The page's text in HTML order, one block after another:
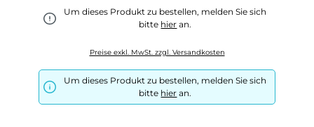
Um dieses Produkt zu bestellen, melden Sie sich
bitte hier an.
Preise exkl. MwSt. zzgl. Versandkosten
Um dieses Produkt zu bestellen, melden Sie sich
bitte hier an.